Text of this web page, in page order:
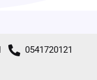
0541720121